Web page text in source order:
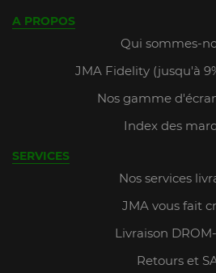
A PROPOS
Qui sommes-
JMA Fidelity (jusqu'à
Nos gamme
Index des
SERVICES
Nos services
JMA vous fait
Livraison
Retours et